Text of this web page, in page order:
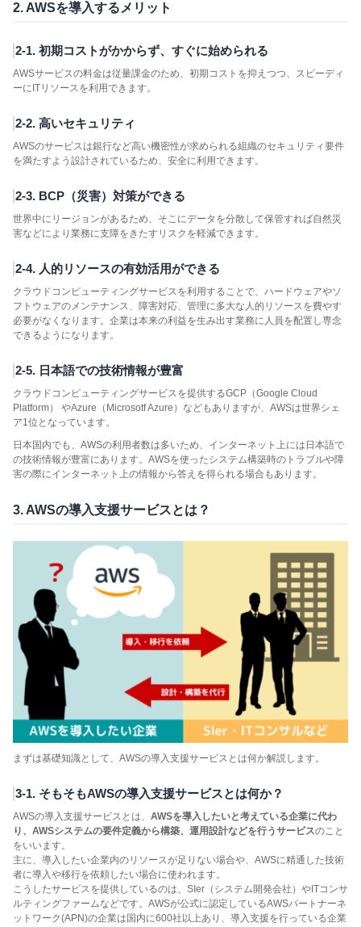
2. AWSを導入するメリット
2-1. 初期コストがかからず、すぐに始められる
AWSサービスの料金は従量課金のため、初期コストを抑えつつ、スピーディ
ーにITリソースを利用できます。
2-2. 高いセキュリティ
AWSのサービスは銀行など高い機密性が求められる組織のセキュリティ要件
を満たすよう設計されているため、安全に利用できます。
2-3. BCP（災害）対策ができる
世界中にリージョンがあるため、そこにデータを分散して保管すれば自然災
害などにより業務に支障をきたすリスクを軽減できます。
2-4. 人的リソースの有効活用ができる
クラウドコンピューティングサービスを利用することで、ハードウェアやソ
フトウェアのメンテナンス、障害対応、管理に多大な人的リソースを費やす
必要がなくなります。企業は本来の利益を生み出す業務に人員を配置し専念
できるようになります。
2-5. 日本語での技術情報が豊富
クラウドコンピューティングサービスを提供するGCP（Google Cloud
Platform） やAzure（Microsotf Azure）などもありますが、AWSは世界シェ
ア1位となっています。
日本国内でも、AWSの利用者数は多いため、インターネット上には日本語で
の技術情報が豊富にあります。AWSを使ったシステム構築時のトラブルや障
害の際にインターネット上の情報から答えを得られる場合もあります。
3. AWSの導入支援サービスとは？
まずは基礎知識として、AWSの導入支援サービスとは何か解説します。
3-1. そもそもAWSの導入支援サービスとは何か？
AWSの導入支援サービスとは、 AWSを導入したいと考えている企業に代わ
り、AWSシステムの要件定義から構築、運用設計などを行うサービスのこと
をいいます。
主に、導入したい企業内のリソースが足りない場合や、AWSに精通した技術
者に導入や移行を依頼したい場合に使われます。
こうしたサービスを提供しているのは、SIer（システム開発会社）やITコンサ
ルティングファームなどです。AWSが公式に認定しているAWSパートナーネ
ットワーク(APN)の企業は国内に600社以上あり、導入支援を行っている企業